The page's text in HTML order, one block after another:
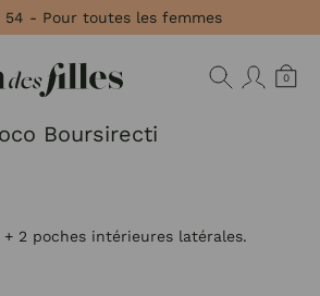
54 - Pour toutes les femmes
0
Boursirecti
2 poches intérieures latérales.
cookies